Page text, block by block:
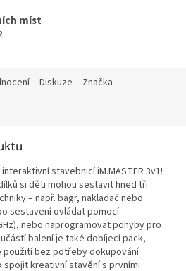
míst
Diskuze Značka
stavebnicí iM.MASTER 3v1!
si děti mohou sestavit hned tři
– např. bagr, nakladač nebo
sestavení ovládat pomocí
nebo naprogramovat pohyby pro
balení je také dobíjecí pack,
bez potřeby dokupování
kreativní stavění s prvními